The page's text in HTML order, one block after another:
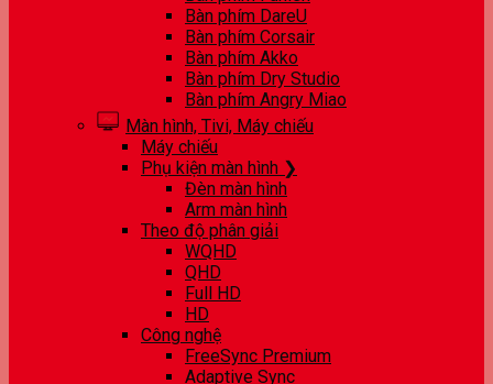
Bàn phím DareU
Bàn phím Corsair
Bàn phím Akko
Bàn phím Dry Studio
Bàn phím Angry Miao
Màn hình, Tivi, Máy chiếu
Máy chiếu
Phụ kiện màn hình ❯
Đèn màn hình
Arm màn hình
Theo độ phân giải
WQHD
QHD
Full HD
HD
Công nghệ
FreeSync Premium
Adaptive Sync